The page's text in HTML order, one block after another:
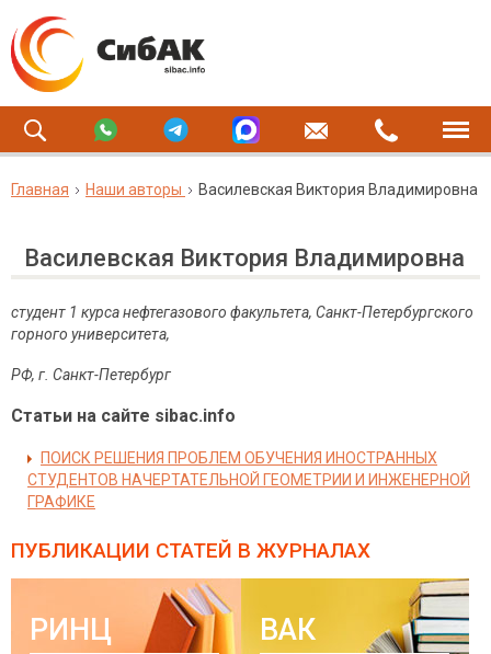
Главная Наши авторы Василевская Виктория Владимировна
Василевская Виктория Владимировна
студент 1 курса нефтегазового факультета, Санкт-Петербургского
горного университета,
РФ, г. Санкт-Петербург
Статьи на сайте sibac.info
ПОИСК РЕШЕНИЯ ПРОБЛЕМ ОБУЧЕНИЯ ИНОСТРАННЫХ
СТУДЕНТОВ НАЧЕРТАТЕЛЬНОЙ ГЕОМЕТРИИ И ИНЖЕНЕРНОЙ
ГРАФИКЕ
ПУБЛИКАЦИИ СТАТЕЙ В ЖУРНАЛАХ
РИНЦ ВАК